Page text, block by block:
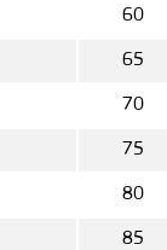
60
65
70
75
80
85